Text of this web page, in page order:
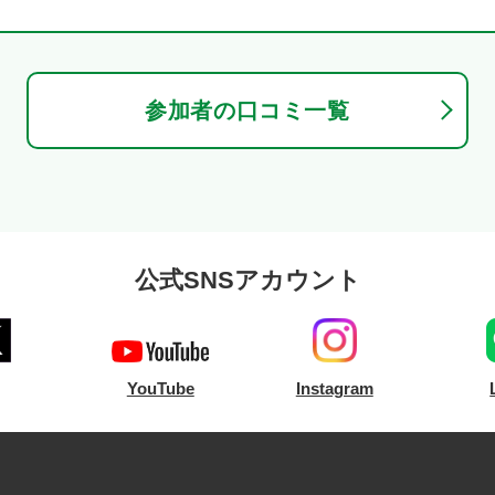
参加者の口コミ一覧
公式SNSアカウント
YouTube Instagram